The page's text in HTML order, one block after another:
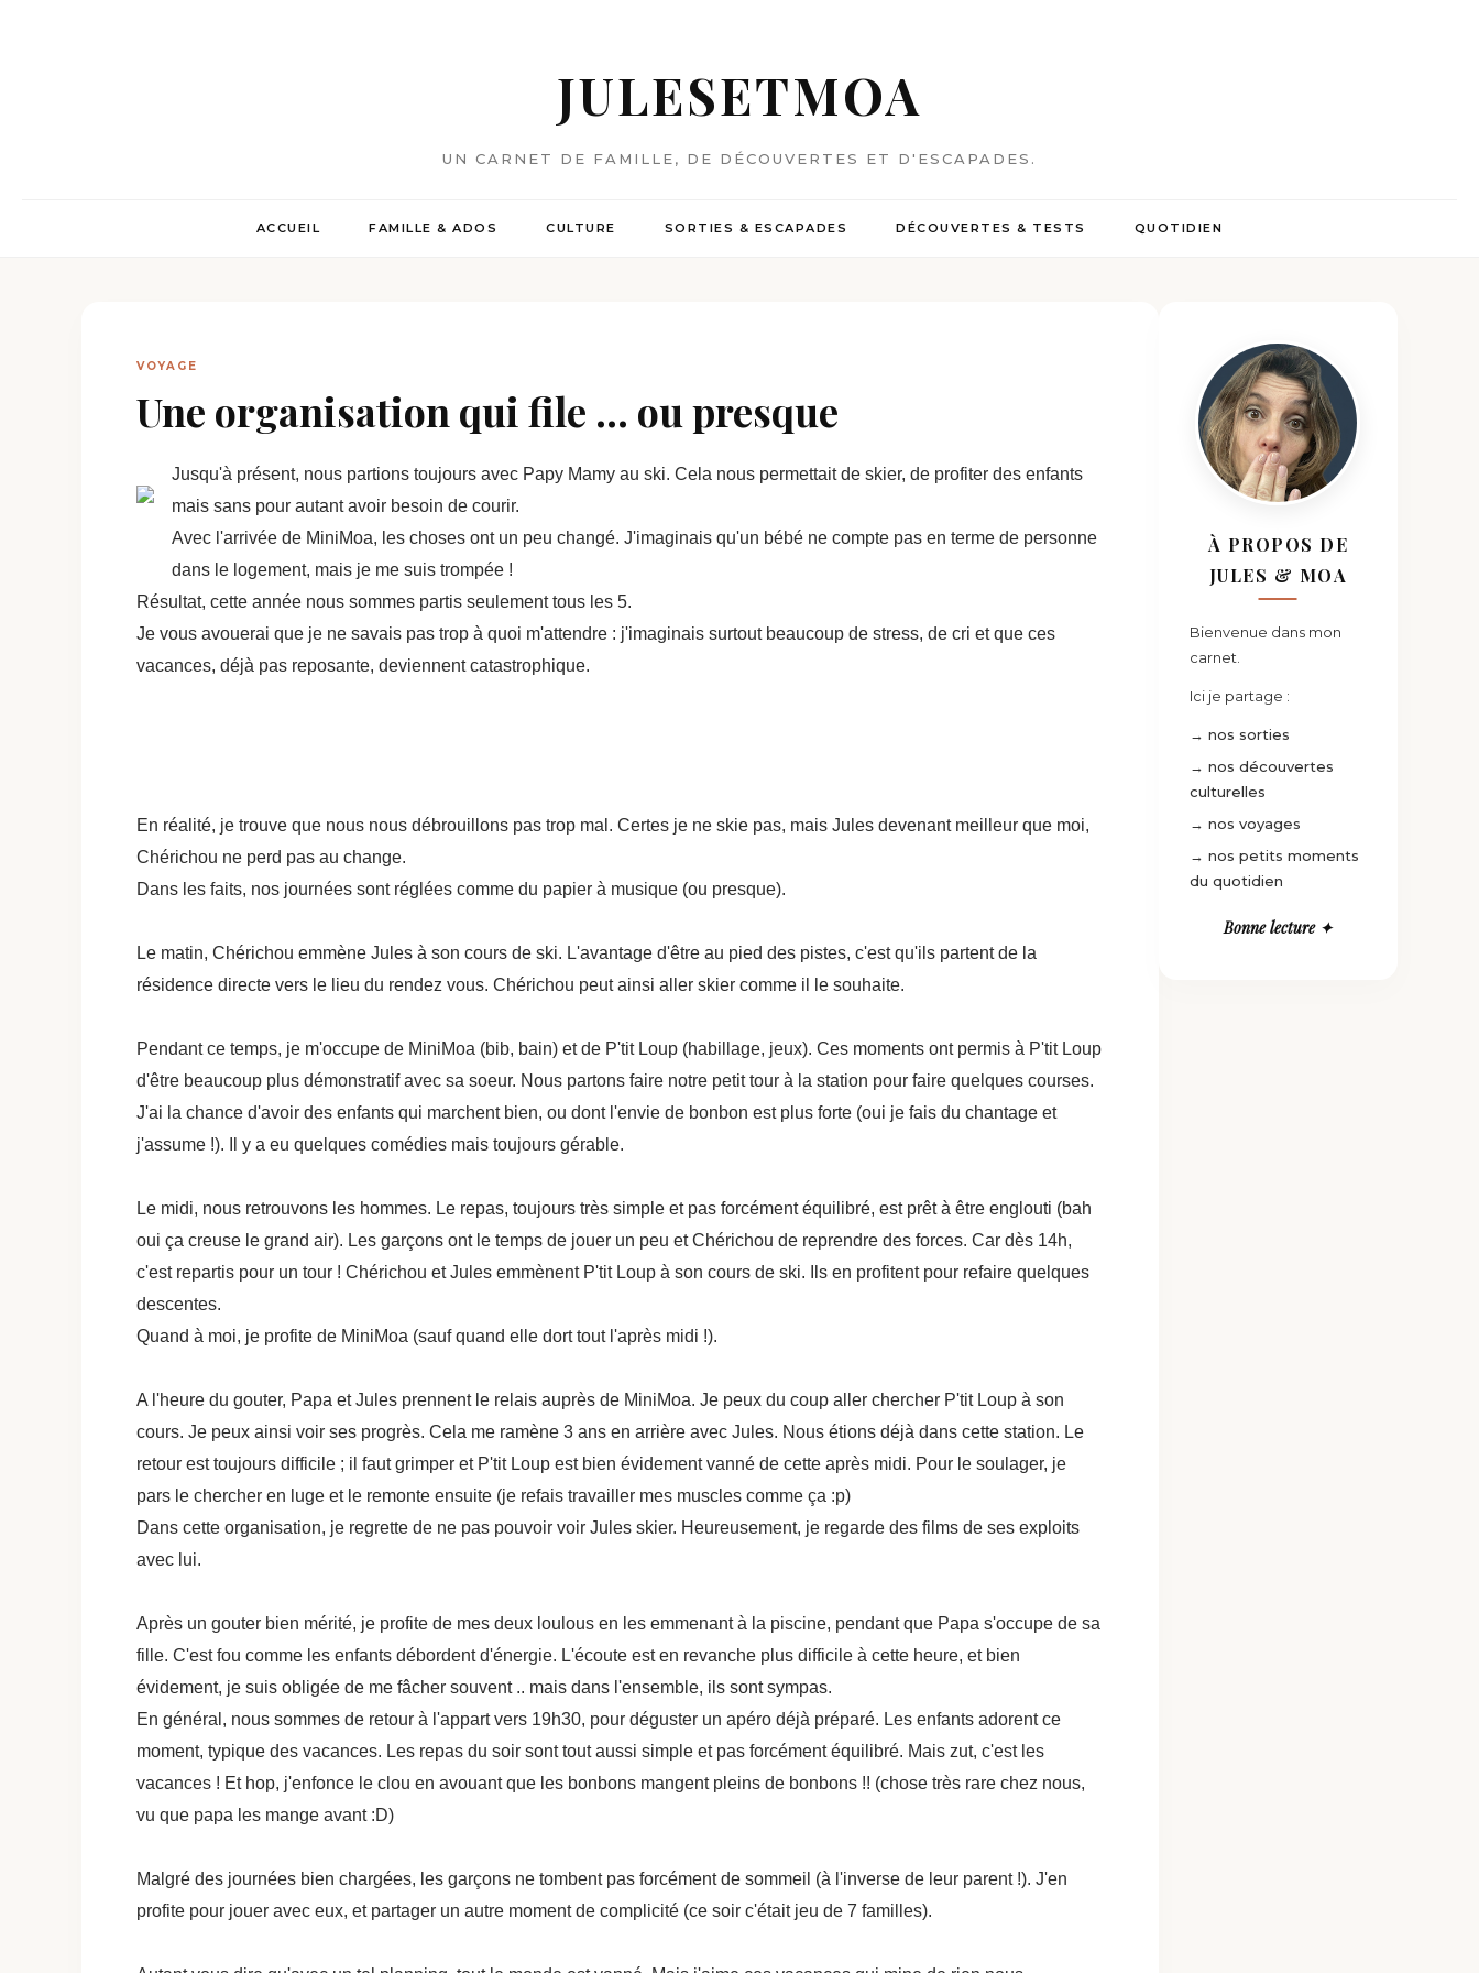
JULESETMOA
UN CARNET DE FAMILLE, DE DÉCOUVERTES ET D'ESCAPADES.
ACCUEIL FAMILLE & ADOS CULTURE SORTIES & ESCAPADES DÉCOUVERTES & TESTS QUOTIDIEN
VOYAGE
Une organisation qui file ... ou presque
Jusqu'à présent, nous partions toujours avec Papy Mamy au ski. Cela nous permettait de skier, de profiter des enfants
mais sans pour autant avoir besoin de courir.
Avec l'arrivée de MiniMoa, les choses ont un peu changé. J'imaginais qu'un bébé ne compte pas en terme de personne
dans le logement, mais je me suis trompée !
Résultat, cette année nous sommes partis seulement tous les 5.
Je vous avouerai que je ne savais pas trop à quoi m'attendre : j'imaginais surtout beaucoup de stress, de cri et que ces
vacances, déjà pas reposante, deviennent catastrophique.
En réalité, je trouve que nous nous débrouillons pas trop mal. Certes je ne skie pas, mais Jules devenant meilleur que moi,
Chérichou ne perd pas au change.
Dans les faits, nos journées sont réglées comme du papier à musique (ou presque).
Le matin, Chérichou emmène Jules à son cours de ski. L'avantage d'être au pied des pistes, c'est qu'ils partent de la
résidence directe vers le lieu du rendez vous. Chérichou peut ainsi aller skier comme il le souhaite.
Pendant ce temps, je m'occupe de MiniMoa (bib, bain) et de P'tit Loup (habillage, jeux). Ces moments ont permis à P'tit Loup
d'être beaucoup plus démonstratif avec sa soeur. Nous partons faire notre petit tour à la station pour faire quelques courses.
J'ai la chance d'avoir des enfants qui marchent bien, ou dont l'envie de bonbon est plus forte (oui je fais du chantage et
j'assume !). Il y a eu quelques comédies mais toujours gérable.
Le midi, nous retrouvons l es hommes. Le repas, toujours très simple et pas forcément équilibré, est prêt à être englouti (bah
oui ça creuse le grand air). Les garçons ont le temps de jouer un peu et Chérichou de reprendre des forces. Car dès 14h,
c'est repartis pour un tour ! Chérichou et Jules emmènent P'tit Loup à son cours de ski. Ils en profitent pour refaire quelques
descentes.
Quand à moi, je profite de MiniMoa (sauf quand elle dort tout l'après midi !).
A l'heure du gouter, Papa et Jules prennent le relais auprès de MiniMoa. Je peux du coup aller chercher P'tit Loup à son
cours. Je peux ainsi voir ses progrès. Cela me ramène 3 ans en arrière avec Jules. Nous étions déjà dans cette station. Le
retour est toujours difficile ; il faut grimper et P'tit Loup est bien évidement vanné de cette après midi. Pour le soulager, je
pars le chercher en luge et le remonte ensuite (je refais travailler mes muscles comme ça :p)
Dans cette organisation, je regrette de ne pas pouvoir voir Jules skier. Heureusement, je regarde des films de ses exploits
avec lui.
Après un gouter bien mérité, je profite de mes deux loulous en les emmenant à la piscine, pendant que Papa s'occupe de sa
fille. C'est fou comme les enfants débordent d'énergie. L'écoute est en revanche plus difficile à cette heure, et bien
évidement, je suis obligée de me fâcher souvent .. mais dans l'ensemble, ils sont sympas.
En général, nous sommes de retour à l'appart vers 19h30, pour déguster un apéro déjà préparé. Les enfants adorent ce
moment, typique des vacances. Les repas du soir sont tout aussi simple et pas forcément équilibré. Mais zut, c'est les
vacances ! Et hop, j'enfonce le clou en avouant que les bonbons mangent pleins de bonbons !! (chose très rare chez nous,
vu que papa les mange avant :D)
Malgré des journées bien chargées, les garçons ne tombent pas forcément de sommeil (à l'inverse de leur parent !). J'en
profite pour jouer avec eux, et partager un autre moment de complicité (ce soir c'était jeu de 7 familles).
À PROPOS DE
JULES & MOA
Bienvenue dans mon
carnet.
Ici je partage :
→ nos sorties
→ nos découvertes
culturelles
→ nos voyages
→ nos petits moments
du quotidien
Bonne lecture ✦